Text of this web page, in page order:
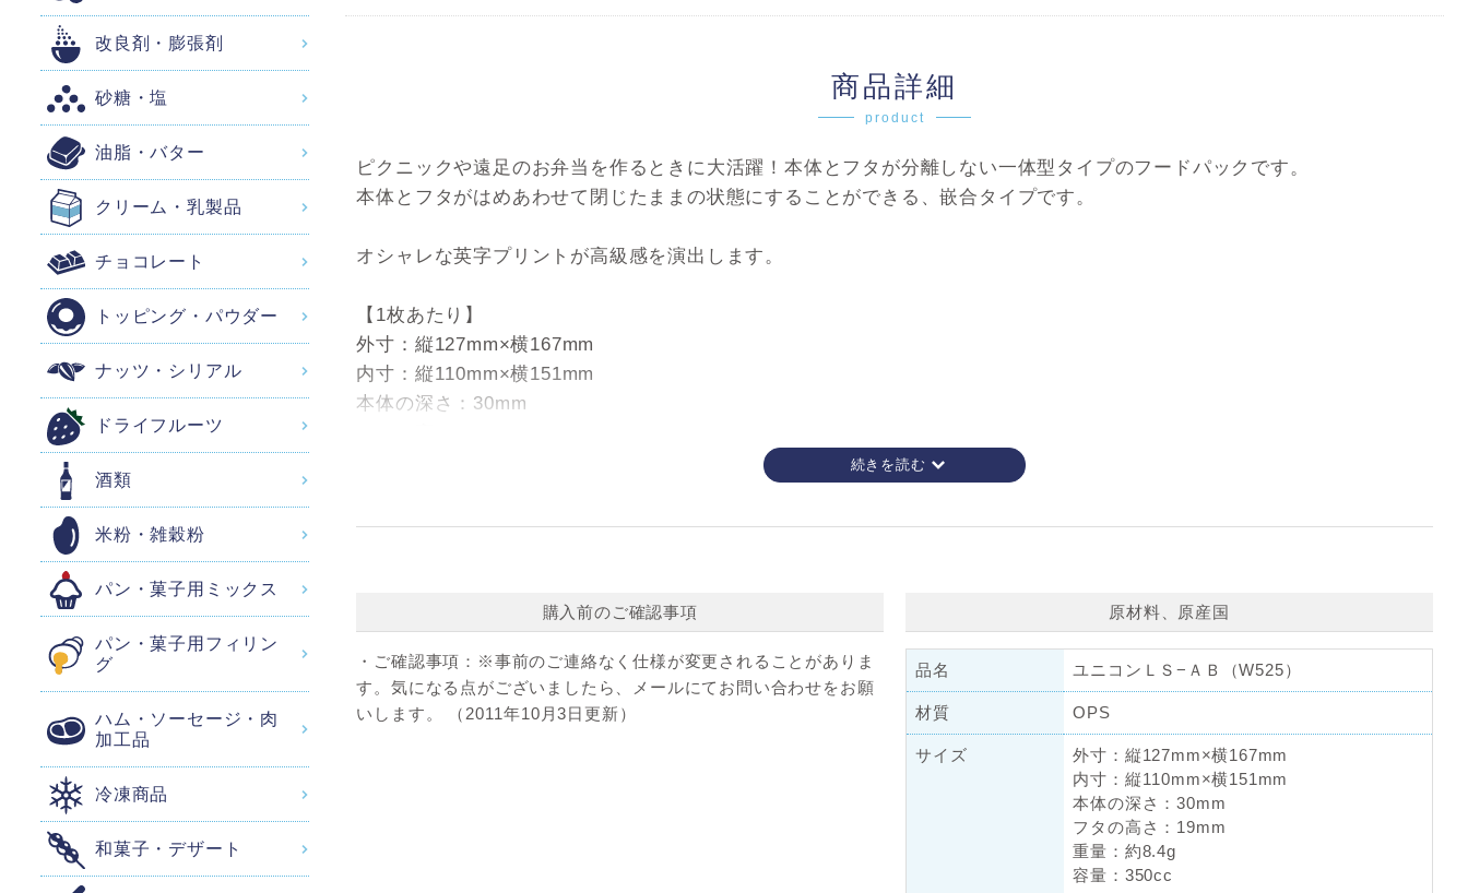
商品詳細
product
ピクニックや遠足のお弁当を作るときに大活躍！本体とフタが分離しない一体型タイプのフードパックです。
本体とフタがはめあわせて閉じたままの状態にすることができる、嵌合タイプです。
オシャレな英字プリントが高級感を演出します。
【1枚あたり】
外寸：縦127mm×横167mm
内寸：縦110mm×横151mm
本体の深さ：30mm
購入前のご確認事項
・ご確認事項： ※事前のご連絡なく仕様が変更されることがありま
す。気になる点がございましたら、メールにてお問い合わせをお願
いします。 （2011年10月3日更新）
原材料、原産国
品名 ユニコンＬＳ−ＡＢ（W525）
材質 OPS
サイズ
外寸：縦127mm×横167mm
内寸：縦110mm×横151mm
本体の深さ：30mm
フタの高さ：19mm
重量：約8.4g
容量：350cc
改良剤・膨張剤
砂糖・塩
油脂・バター
クリーム・乳製品
チョコレート
トッピング・パウダー
ナッツ・シリアル
ドライフルーツ
酒類
米粉・雑穀粉
パン・菓子用ミックス
パン・菓子用フィリン
グ
ハム・ソーセージ・肉
加工品
冷凍商品
和菓子・デザート